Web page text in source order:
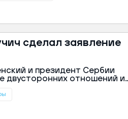
сделал заявление
и президент Сербии
двусторонних отношений и
первого официального